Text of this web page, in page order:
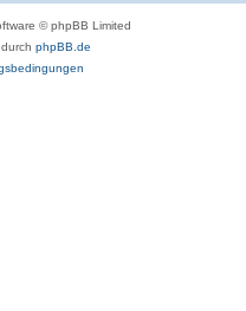
© phpBB Limited
phpBB.de